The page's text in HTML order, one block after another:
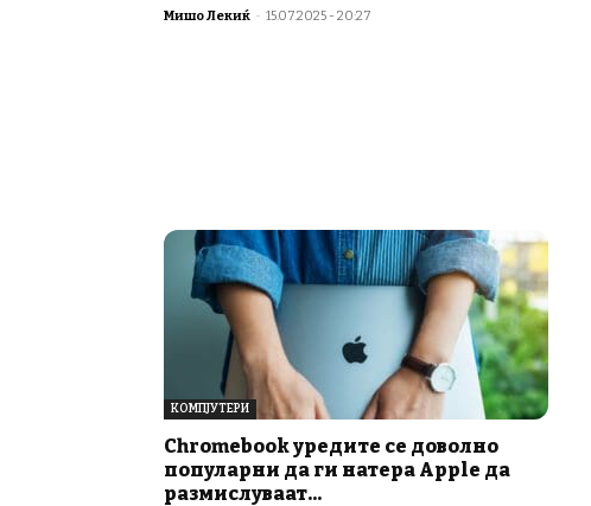
Мишо Лекиќ - 15.07.2025 - 20:27
КОМПЈУТЕРИ
Chromebook уредите се доволно
популарни да ги натера Apple да
размислуваат...